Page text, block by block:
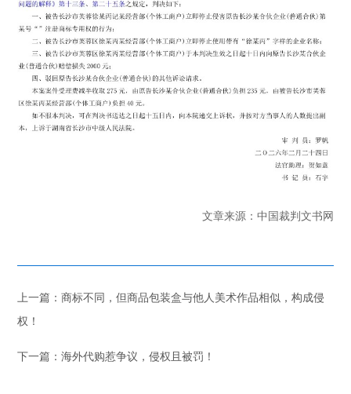
文章来源：中国裁判文书网
上一篇：商标不同，但商品包装盒与他人美术作品相似，构成侵
权！
下一篇：海外代购惹争议，侵权且被罚！